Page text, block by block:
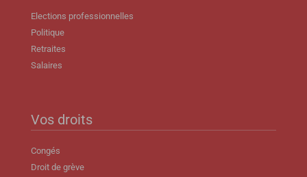
Elections professionnelles
Politique
Retraites
Salaires
Vos droits
Congés
Droit de grève